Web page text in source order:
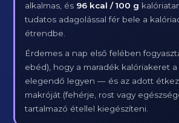
alkalmas, és 96 kcal / 100 g
tudatos adagolással fér bele a
étrendbe.
Érdemes a nap első felében
ebéd), hogy a maradék kalóriakeret a
elegendő legyen — és az adott
makróját (fehérje, rost vagy
tartalmazó étellel kiegészíteni.